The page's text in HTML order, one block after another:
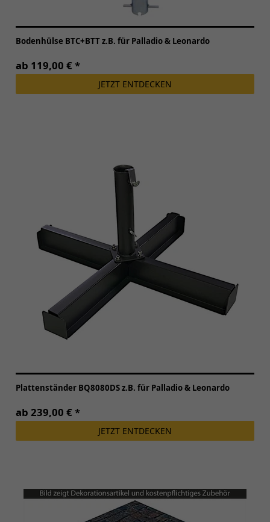
Bodenhülse BTC+BTT z.B. für Palladio & Leonardo
ab 119,00 € *
JETZT ENTDECKEN
Plattenständer BQ8080DS z.B. für Palladio & Leonardo
ab 239,00 € *
JETZT ENTDECKEN